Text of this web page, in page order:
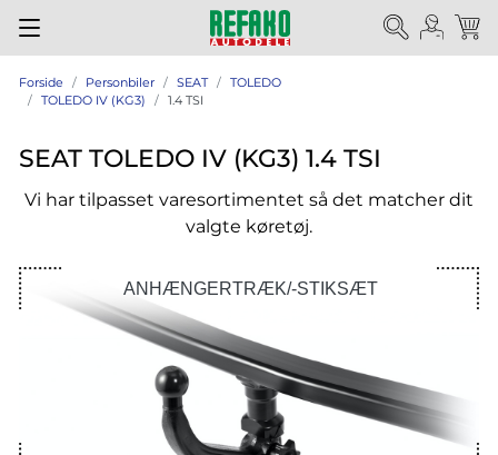
Forside Personbiler SEAT
TOLEDO
TOLEDO IV (KG3)
1.4 TSI
SEAT TOLEDO IV (KG3) 1.4 TSI
Vi har tilpasset varesortimentet så det matcher dit
valgte køretøj.
ANHÆNGERTRÆK/-STIKSÆT